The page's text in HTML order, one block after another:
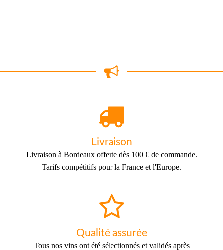
Livraison
Livraison à Bordeaux offerte dès 100 € de commande.
Tarifs compétitifs pour la France et l'Europe.
Qualité assurée
Tous nos vins ont été sélectionnés et validés après